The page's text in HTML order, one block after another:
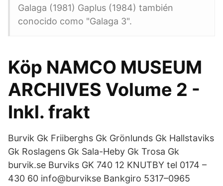
Galaga (1981) Gaplus (1984) también
conocido como "Galaga 3".
Köp NAMCO MUSEUM
ARCHIVES Volume 2 -
Inkl. frakt
Burvik Gk Friiberghs Gk Grönlunds Gk Hallstaviks
Gk Roslagens Gk Sala-Heby Gk Trosa Gk
burvik.se Burviks GK 740 12 KNUTBY tel 0174 –
430 60 info@burvikse Bankgiro 5317–0965